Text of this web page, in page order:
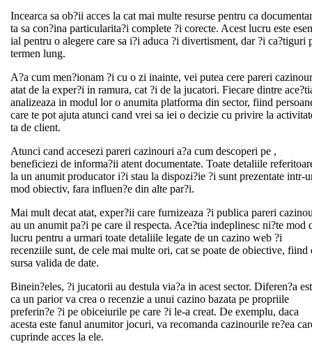
Incearca sa ob?ii acces la cat mai multe resurse pentru ca
ta sa con?ina particularita?i complete ?i corecte. Acest lucru este
ial pentru o alegere care sa i?i aduca ?i divertisment, dar ?i ca?tiguri
termen lung.
A?a cum men?ionam ?i cu o zi inainte, vei putea cere pareri
atat de la exper?i in ramura, cat ?i de la jucatori. Fiecare dintre
analizeaza in modul lor o anumita platforma din sector, fiind
care te pot ajuta atunci cand vrei sa iei o decizie cu privire la
ta de client.
Atunci cand accesezi pareri cazinouri a?a cum descoperi pe ,
beneficiezi de informa?ii atent documentate. Toate detaliile
la un anumit producator i?i stau la dispozi?ie ?i sunt prezentate intr-
mod obiectiv, fara influen?e din alte par?i.
Mai mult decat atat, exper?ii care furnizeaza ?i publica pareri
au un anumit pa?i pe care il respecta. Ace?tia indeplinesc ni?te mod
lucru pentru a urmari toate detaliile legate de un cazino web ?i
recenziile sunt, de cele mai multe ori, cat se poate de obiective, fiind
sursa valida de date.
Binein?eles, ?i jucatorii au destula via?a in acest sector. Diferen?a
ca un parior va crea o recenzie a unui cazino bazata pe propriile
preferin?e ?i pe obiceiurile pe care ?i le-a creat. De exemplu, daca
acesta este fanul anumitor jocuri, va recomanda cazinourile re?ea
cuprinde acces la ele.